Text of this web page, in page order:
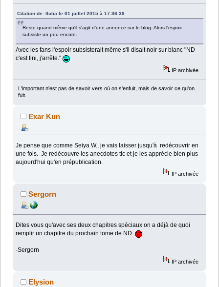
Citation de: Ilulia le 01 juillet 2015 à 17:36:39
Reste quand même qu'il s'agit d'une annonce sur le blog. Alors l'espoir
subsiste un peu encore.
Avec les fans l'espoir subsisterait même s'il disait noir sur blanc "ND
c'est fini, j'arrête."
IP archivée
L'important n'est pas de savoir vers où on s'enfuit, mais de savoir ce qu'on
fuit.
Exar Kun
Je pense que comme Seiya W., je vais laisser jusqu'à redécouvrir en
une fois. Je redécouvre les anecdotes tlc et je les apprécie bien plus
aujourd'hui qu'en prépublication.
IP archivée
Sergorn
Dites vous qu'avec ses deux chapitres spéciaux on a déjà de quoi
remplir un chapitre du prochain tome de ND.
-Sergorn
IP archivée
Elysion